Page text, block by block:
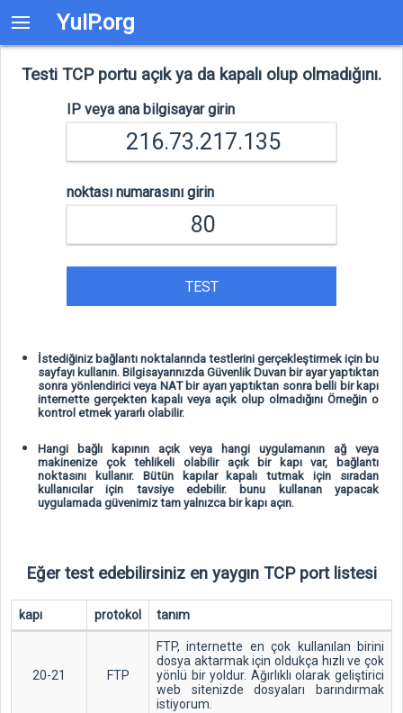
YuIP.org
Testi TCP portu açık ya da kapalı olup olmadığını.
IP veya ana bilgisayar girin
noktası numarasını girin
TEST
İstediğiniz bağlantı noktalarında testlerini gerçekleştirmek için bu
sayfayı kullanın. Bilgisayarınızda Güvenlik Duvarı bir ayar yaptıktan
sonra yönlendirici veya NAT bir ayarı yaptıktan sonra belli bir kapı
internette gerçekten kapalı veya açık olup olmadığını Örneğin o
kontrol etmek yararlı olabilir.
Hangi bağlı kapının açık veya hangi uygulamanın ağ veya
makinenize çok tehlikeli olabilir açık bir kapı var, bağlantı
noktasını kullanır. Bütün kapılar kapalı tutmak için sıradan
kullanıcılar için tavsiye edebilir. bunu kullanan yapacak
uygulamada güvenimiz tam yalnızca bir kapı açın.
Eğer test edebilirsiniz en yaygın TCP port listesi
kapı protokol tanım
20-21 FTP
FTP, internette en çok kullanılan birini
dosya aktarmak için oldukça hızlı ve çok
yönlü bir yoldur. Ağırlıklı olarak geliştirici
web sitenizde dosyaları barındırmak
istiyorum.